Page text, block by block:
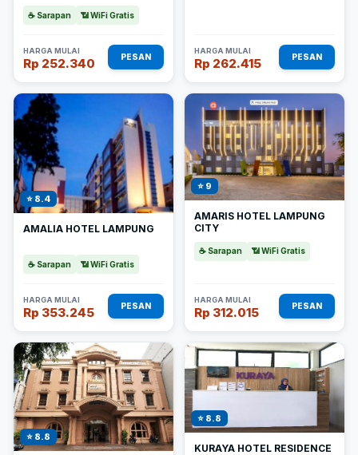
☕ Sarapan 📶 WiFi Gratis
HARGA MULAI
Rp 252.340 PESAN
HARGA MULAI
Rp 262.415 PESAN
⭐ 8.4
AMALIA HOTEL LAMPUNG
☕ Sarapan 📶 WiFi Gratis
HARGA MULAI
Rp 353.245 PESAN
⭐ 9
AMARIS HOTEL LAMPUNG
CITY
☕ Sarapan 📶 WiFi Gratis
HARGA MULAI
Rp 312.015 PESAN
⭐ 8.8
⭐ 8.8
KURAYA HOTEL RESIDENCE